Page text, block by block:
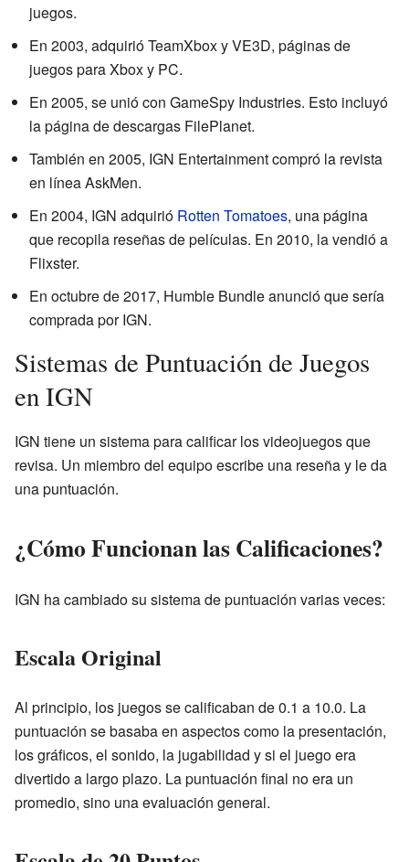
juegos.
En 2003, adquirió TeamXbox y VE3D, páginas de
juegos para Xbox y PC.
En 2005, se unió con GameSpy Industries. Esto incluyó
la página de descargas FilePlanet.
También en 2005, IGN Entertainment compró la revista
en línea AskMen.
En 2004, IGN adquirió Rotten Tomatoes, una página
que recopila reseñas de películas. En 2010, la vendió a
Flixster.
En octubre de 2017, Humble Bundle anunció que sería
comprada por IGN.
Sistemas de Puntuación de Juegos
en IGN
IGN tiene un sistema para calificar los videojuegos que
revisa. Un miembro del equipo escribe una reseña y le da
una puntuación.
¿Cómo Funcionan las Calificaciones?
IGN ha cambiado su sistema de puntuación varias veces:
Escala Original
Al principio, los juegos se calificaban de 0.1 a 10.0. La
puntuación se basaba en aspectos como la presentación,
los gráficos, el sonido, la jugabilidad y si el juego era
divertido a largo plazo. La puntuación final no era un
promedio, sino una evaluación general.